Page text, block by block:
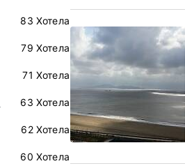
83 Хотела
79 Хотела
71 Хотела
63 Хотела
62 Хотела
60 Хотела